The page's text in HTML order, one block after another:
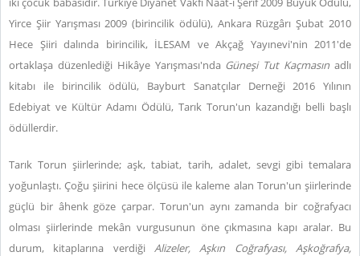
Yirce Şiir Yarışması 2009 (birincilik ödülü), Ankara Rüzgârı Şubat 2010
Hece Şiiri dalında birincilik, İLESAM ve Akçağ Yayınevi'nin 2011'de
ortaklaşa düzenlediği Hikâye Yarışması'nda Güneşi Tut Kaçmasın adlı
kitabı ile birincilik ödülü, Bayburt Sanatçılar Derneği 2016 Yılının
Edebiyat ve Kültür Adamı Ödülü, Tarık Torun'un kazandığı belli başlı
ödüllerdir.
Tarık Torun şiirlerinde; aşk, tabiat, tarih, adalet, sevgi gibi temalara
yoğunlaştı. Çoğu şiirini hece ölçüsü ile kaleme alan Torun'un şiirlerinde
güçlü bir âhenk göze çarpar. Torun'un aynı zamanda bir coğrafyacı
olması şiirlerinde mekân vurgusunun öne çıkmasına kapı aralar. Bu
durum, kitaplarına verdiği Alizeler, Aşkın Coğrafyası, Aşkoğrafya,